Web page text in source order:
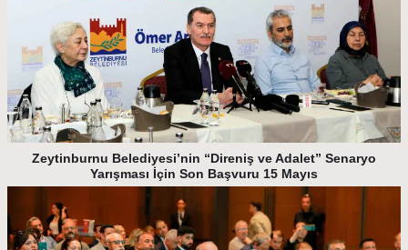
Zeytinburnu Belediyesi’nin “Direniş ve Adalet” Senaryo
Yarışması İçin Son Başvuru 15 Mayıs